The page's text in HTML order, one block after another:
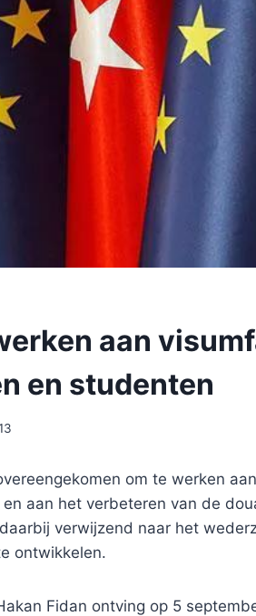
aan
en studenten
om te werken
aan het verbeteren van de
verwijzend naar het
ontwikkelen.
Fidan ontving op 5